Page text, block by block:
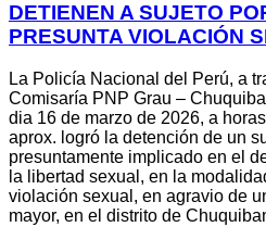
DETIENEN A SUJETO
PRESUNTA VIOLACIÓN
La Policía Nacional del Perú, a
Comisaría PNP Grau –
dia 16 de marzo de 2026, a
aprox. logró la detención de un
presuntamente implicado en el
la libertad sexual, en la
violación sexual, en agravio de
mayor, en el distrito de